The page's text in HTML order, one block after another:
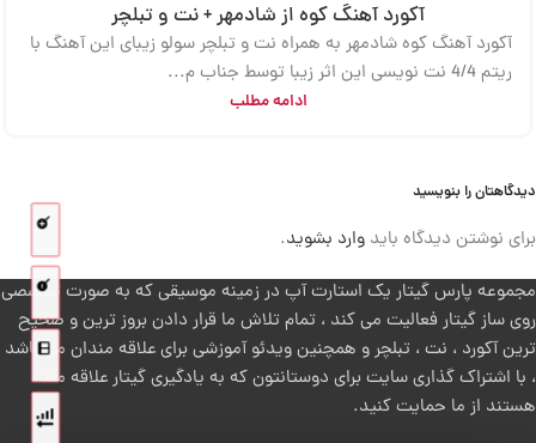
آکورد آهنگ کوه از شادمهر + نت و تبلچر
آکورد آهنگ کوه شادمهر به همراه نت و تبلچر سولو زیبای این آهنگ با
ریتم 4/4 نت نویسی این اثر زیبا توسط جناب م...
ادامه مطلب
دیدگاهتان را بنویسید
برای نوشتن دیدگاه باید وارد بشوید.
مجموعه پارس گیتار یک استارت آپ در زمینه موسیقی که به صورت تخصصی
روی ساز گیتار فعالیت می کند ، تمام تلاش ما قرار دادن بروز ترین و صحیح
ترین آکورد ، نت ، تبلچر و همچنین ویدئو آموزشی برای علاقه مندان می باشد
، با اشتراک گذاری سایت برای دوستانتون که به یادگیری گیتار علاقه مند
هستند از ما حمایت کنید.